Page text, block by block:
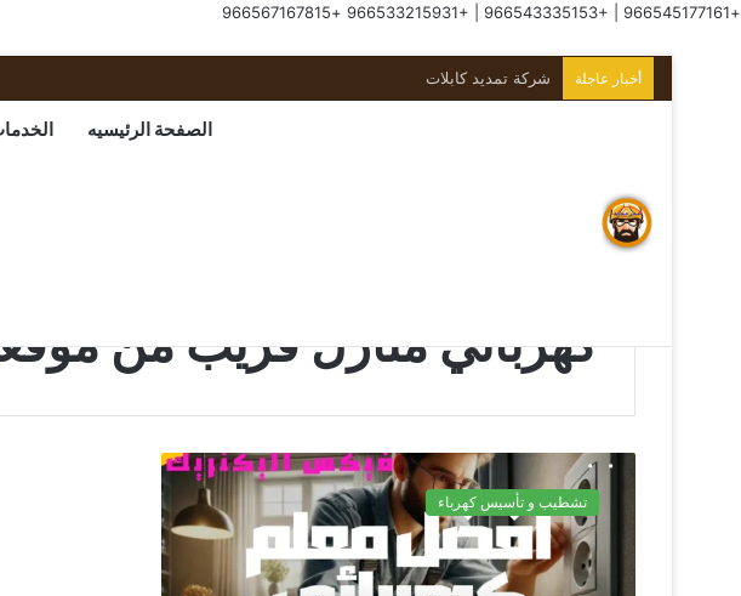
+966545177161
+966543335153
+966533215931
+966567167815
أخبار عاجلة شركة تمديد كابلات
الصفحة الرئيسيه
كهربائي منازل قريب من
تشطيب و تأسيس كهرباء